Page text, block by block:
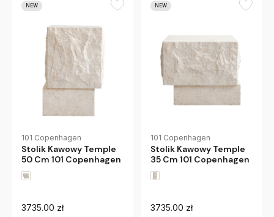
NEW
101 Copenhagen
Stolik Kawowy Temple
50 Cm 101 Copenhagen
3735.00 zł
NEW
101 Copenhagen
Stolik Kawowy Temple
35 Cm 101 Copenhagen
3735.00 zł